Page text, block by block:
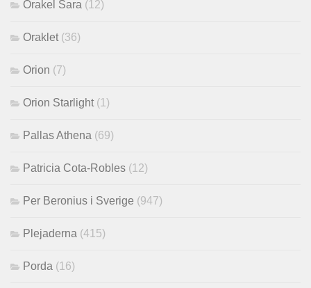
Orakel Sara (12)
Oraklet (36)
Orion (7)
Orion Starlight (1)
Pallas Athena (69)
Patricia Cota-Robles (12)
Per Beronius i Sverige (947)
Plejaderna (415)
Porda (16)